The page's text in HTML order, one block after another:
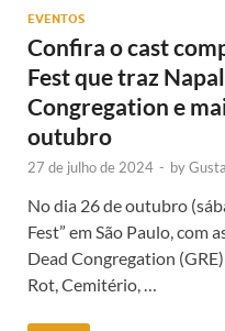
EVENTOS
Confira o cast
Fest que traz
Congregation e
outubro
27 de julho de 2024 - by
No dia 26 de outubro
Fest” em São Paulo, com
Dead Congregation
Rot, Cemitério, …